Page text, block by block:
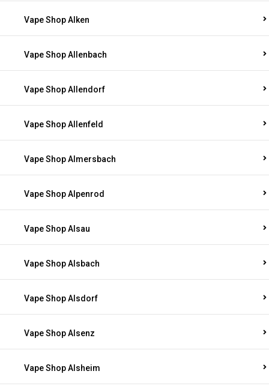
Vape Shop Alken
Vape Shop Allenbach
Vape Shop Allendorf
Vape Shop Allenfeld
Vape Shop Almersbach
Vape Shop Alpenrod
Vape Shop Alsau
Vape Shop Alsbach
Vape Shop Alsdorf
Vape Shop Alsenz
Vape Shop Alsheim